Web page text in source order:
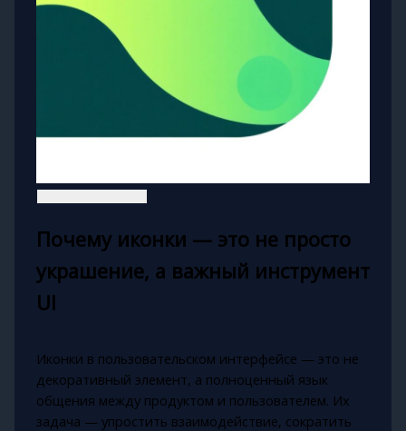
Почему иконки — это не просто
украшение, а важный инструмент
UI
Иконки в пользовательском интерфейсе — это не
декоративный элемент, а полноценный язык
общения между продуктом и пользователем. Их
задача — упростить взаимодействие, сократить